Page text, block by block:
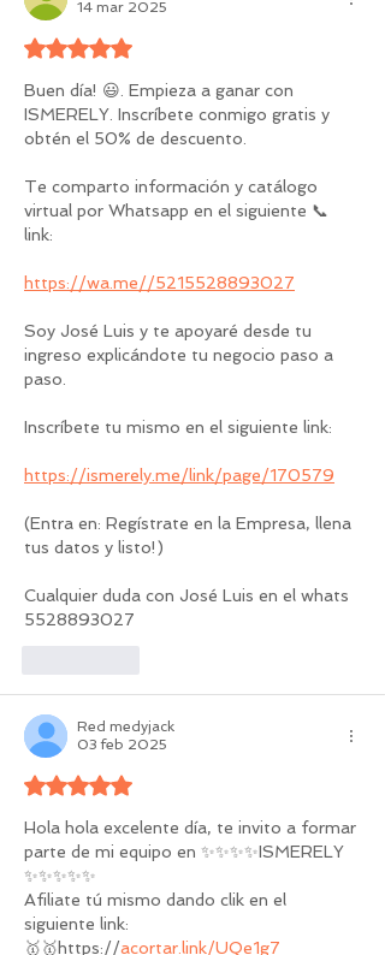
14 mar 2025
Obtuvo 5 de 5 estrellas.
Buen día! 😃. Empieza a ganar con
ISMERELY. Inscríbete conmigo gratis y
obtén el 50% de descuento.
Te comparto información y catálogo
virtual por Whatsapp en el siguiente 📞
link:
https://wa.me//5215528893027
Soy José Luis y te apoyaré desde tu
ingreso explicándote tu negocio paso a
paso.
Inscríbete tu mismo en el siguiente link:
https://ismerely.me/link/page/170579
(Entra en: Regístrate en la Empresa, llena
tus datos y listo!)
Cualquier duda con José Luis en el whats
5528893027
Red medyjack
03 feb 2025
Obtuvo 5 de 5 estrellas.
Hola hola excelente día, te invito a formar
parte de mi equipo en ✨✨✨✨ISMERELY
✨✨✨✨✨
Afiliate tú mismo dando clik en el
siguiente link:
🥇🥇https://acortar.link/UQe1g7